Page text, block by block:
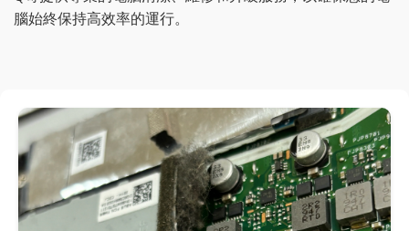
腦始終保持高效率的運行。